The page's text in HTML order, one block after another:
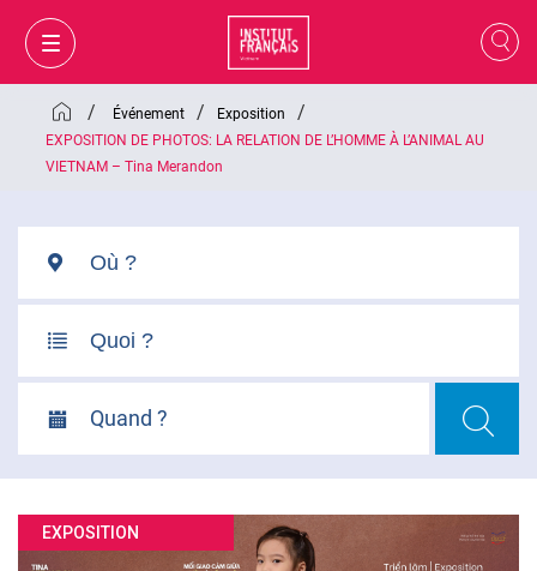
FR
/ Événement / Exposition /
EXPOSITION DE PHOTOS: LA RELATION DE L’HOMME À L’ANIMAL AU
VIETNAM – Tina Merandon
Quand ?
EXPOSITION